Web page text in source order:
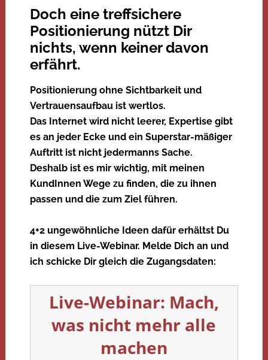
Doch eine treffsichere
Positionierung nützt Dir
nichts, wenn keiner davon
erfährt.
Positionierung ohne Sichtbarkeit und
Vertrauensaufbau ist wertlos.
Das Internet wird nicht leerer, Expertise gibt
es an jeder Ecke und ein Superstar-mäßiger
Auftritt ist nicht jedermannsSache.
Deshalb ist es mir wichtig, mit meinen
KundInnen Wege zu finden, die zu ihnen
passen und die zum Ziel führen.
4+2 ungewöhnliche Ideen dafür erhältst Du
in diesem Live-Webinar. Melde Dich an und
ich schicke Dir gleich die Zugangsdaten:
Live-Webinar: Mach,
was nicht mehr alle
machen